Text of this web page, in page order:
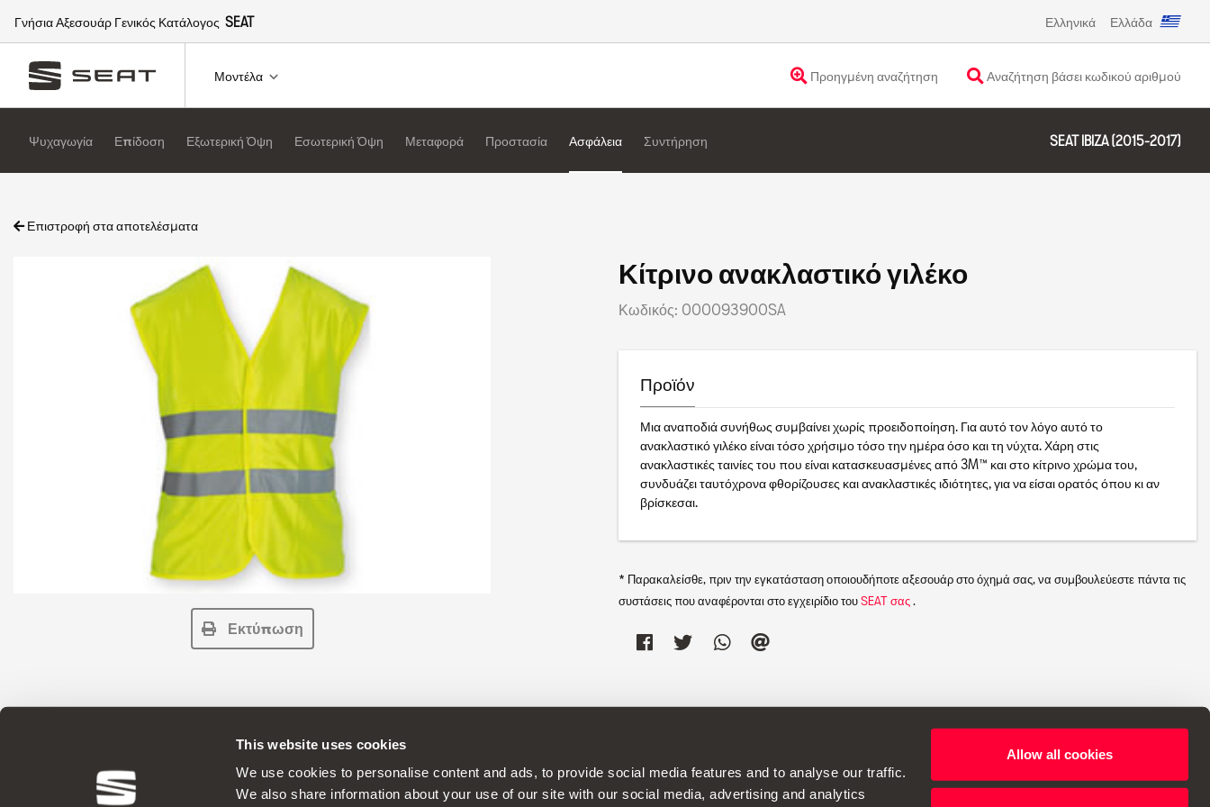
This website uses cookies
We use cookies to personalise content and ads, to provide social media features and to analyse our traffic.
We also share information about your use of our site with our social media, advertising and analytics
Allow all cookies
Γνήσια Αξεσουάρ Γενικός Κατάλογος SEAT Ελληνικά Ελλάδα
Μοντέλα Προηγμένη αναζήτηση Αναζήτηση βάσει κωδικού αριθμού
Ψυχαγωγία Επίδοση Εξωτερική Όψη Εσωτερική Όψη Μεταφορά Προστασία Ασφάλεια Συντήρηση SEAT IBIZA (2015-2017)
Επιστροφή στα αποτελέσματα
Εκτύπωση
Κίτρινο ανακλαστικό γιλέκο
Κωδικός: 000093900SA
Προϊόν
Μια αναποδιά συνήθως συμβαίνει χωρίς προειδοποίηση. Για αυτό τον λόγο αυτό το
ανακλαστικό γιλέκο είναι τόσο χρήσιμο τόσο την ημέρα όσο και τη νύχτα. Χάρη στις
ανακλαστικές ταινίες του που είναι κατασκευασμένες από 3M™ και στο κίτρινο χρώμα του,
συνδυάζει ταυτόχρονα φθορίζουσες και ανακλαστικές ιδιότητες, για να είσαι ορατός όπου κι αν
βρίσκεσαι.
* Παρακαλείσθε, πριν την εγκατάσταση οποιουδήποτε αξεσουάρ στο όχημά σας, να συμβουλεύεστε πάντα τις
συστάσεις που αναφέρονται στο εγχειρίδιο τουSEAT σας.
Γνήσια Αξεσουάρ Η SEAT εφαρμόζει μια συνεχή αναπτυξιακή πολιτική στα προϊόντα της και διατηρεί το δικαίωμα να κάνει αλλαγές στις προδιαγραφές.